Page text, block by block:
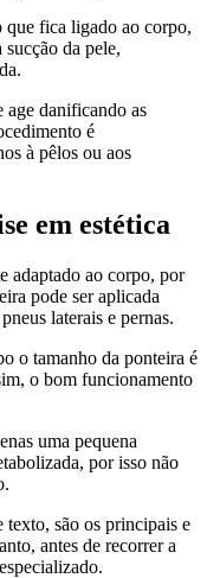
que fica ligado ao corpo,
da pele,
age danificando as
é
à pêlos ou aos
em estética
adaptado ao corpo, por
pode ser aplicada
laterais e pernas.
o tamanho da ponteira é
o bom funcionamento
uma pequena
por isso não
texto, são os principais e
antes de recorrer a